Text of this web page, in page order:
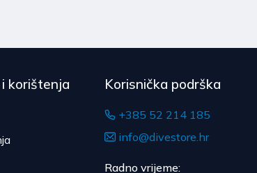
korištenja Korisnička podrška
+385 52 214 185
info@divestore.hr
Radno vrijeme: